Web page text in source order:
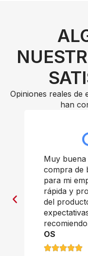
Opiniones reales de
han
Muy
compra de
para mi
rápida y
del
OS